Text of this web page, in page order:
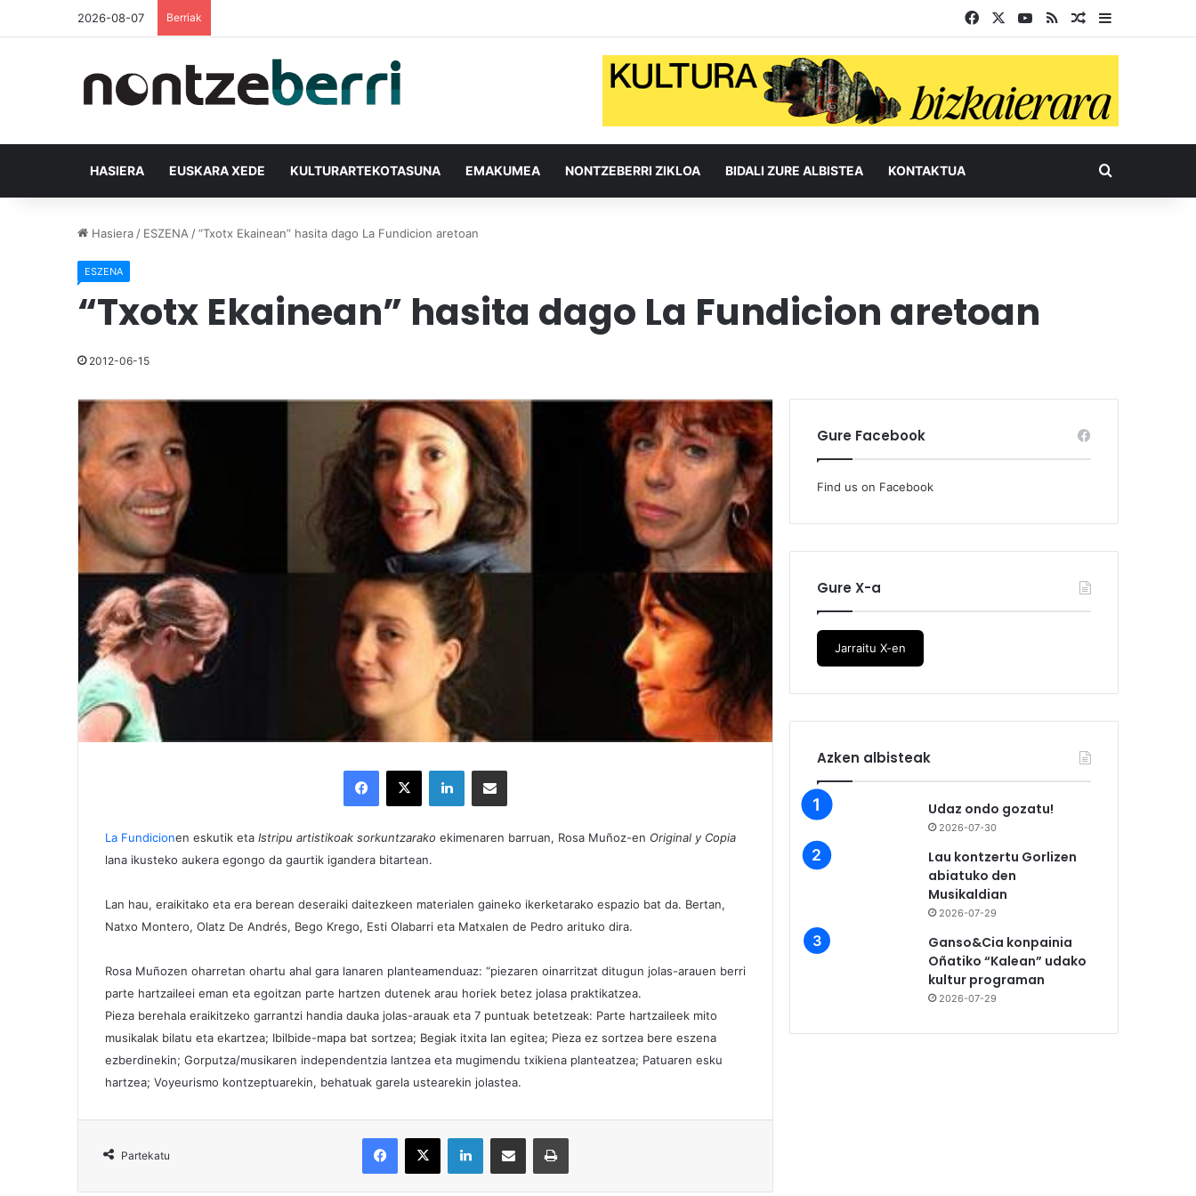
2026-08-07 Berriak Facebook YouTube
RSS Ausazko
HASIERA EUSKARA XEDE KULTURARTEKOTASUNA EMAKUMEA NONTZEBERRI ZIKLOA BIDALI ZURE ALBISTEA KONTAKTUA Bilatu
Hasiera / ESZENA /“Txotx Ekainean” hasita dago La Fundicion aretoan
ESZENA
“Txotx Ekainean” hasita dago La Fundicion aretoan
2012-06-15
La Fundicionen eskutik eta Istripu artistikoak sorkuntzarako ekimenaren barruan, Rosa Muñoz-en Original y Copia
lana ikusteko aukera egongo da gaurtik igandera bitartean.
Lan hau, eraikitako eta era berean deseraiki daitezkeen materialen gaineko ikerketarako espazio bat da. Bertan,
Natxo Montero, Olatz De Andrés, Bego Krego, Esti Olabarri eta Matxalen de Pedro arituko dira.
Rosa Muñozen oharretan ohartu ahal gara lanaren planteamenduaz: “piezaren oinarritzat ditugun jolas-arauen berri
parte hartzaileei eman eta egoitzan parte hartzen dutenek arau horiek betez jolasa praktikatzea.
Pieza berehala eraikitzeko garrantzi handia dauka jolas-arauak eta 7 puntuak betetzeak: Parte hartzaileek mito
musikalak bilatu eta ekartzea; Ibilbide-mapa bat sortzea; Begiak itxita lan egitea; Pieza ez sortzea bere eszena
ezberdinekin; Gorputza/musikaren independentzia lantzea eta mugimendu txikiena planteatzea; Patuaren esku
hartzea; Voyeurismo kontzeptuarekin, behatuak garela ustearekin jolastea.
Partekatu
Gure Facebook
Find us on Facebook
Gure X-a
Jarraitu X-en
Azken albisteak
Udaz ondo gozatu!
2026-07-30
Lau kontzertu Gorlizen
abiatuko den
Musikaldian
2026-07-29
Ganso&Cia konpainia
Oñatiko “Kalean” udako
kultur programan
2026-07-29